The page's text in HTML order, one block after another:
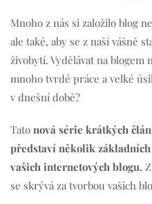
Mnoho z nás si založilo blog
ale také, aby se z naší vášně
živobytí. Vydělávat na blogem
mnoho tvrdé práce a velké
v dnešní době?
Tato nová série krátkých
představí několik
vašich internetových blogu.
se skrývá za tvorbou vašich